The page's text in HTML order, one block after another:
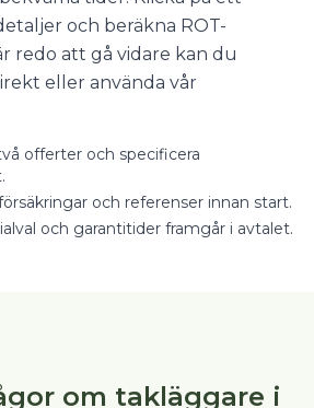
och beräkna ROT-
redo att gå vidare kan du
eller använda vår
offerter och specificera
och referenser innan start.
och garantitider framgår i avtalet.
om takläggare i